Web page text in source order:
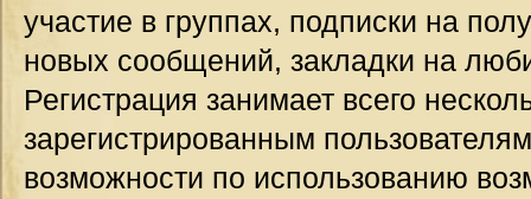
участие в группах, подписки на
новых сообщений, закладки на
Регистрация занимает всего
зарегистрированным
возможности по использованию